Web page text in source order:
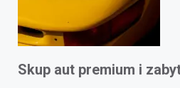
Skup aut premium i